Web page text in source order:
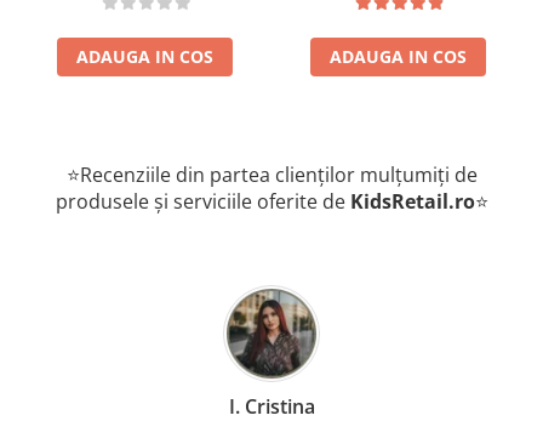
ADAUGA IN COS ADAUGA IN COS
⭐Recenziile din partea clienților mulțumiți de
produsele și serviciile oferite de KidsRetail.ro⭐
I. Cristina